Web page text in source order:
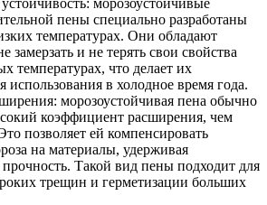
пены специально разработаны
температурах. Они обладают
замерзать и не терять свои свойства
температурах, что делает их
использования в холодное время года.
морозоустойчивая пена обычно
коэффициент расширения, чем
позволяет ей компенсировать
на материалы, удерживая
прочность. Такой вид пены подходит для
трещин и герметизации больших